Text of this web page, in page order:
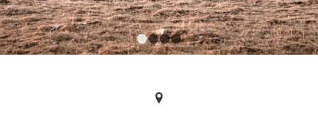
1 2 3 4